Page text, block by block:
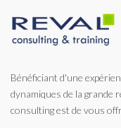
Bénéficiant d'une
dynamiques de la grande
consulting est de vous